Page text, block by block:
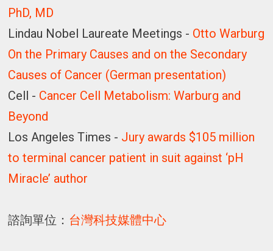
PhD, MD
Lindau Nobel Laureate Meetings - Otto Warburg
On the Primary Causes and on the Secondary
Causes of Cancer (German presentation)
Cell - Cancer Cell Metabolism: Warburg and
Beyond
Los Angeles Times - Jury awards $105 million
to terminal cancer patient in suit against ‘pH
Miracle’ author
諮詢單位： 台灣科技媒體中心